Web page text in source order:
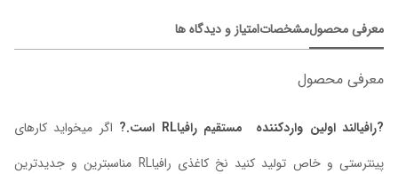
معرفی محصولمشخصاتامتیاز و دیدگاه ها
معرفی محصول
?رافیالند اولین واردکننده مستقیم رافیاRL است.?
اگر میخواید کارهای
پینترستی و خاص تولید کنید نخ کاغذی رافیاRL مناسبترین و جدیدترین